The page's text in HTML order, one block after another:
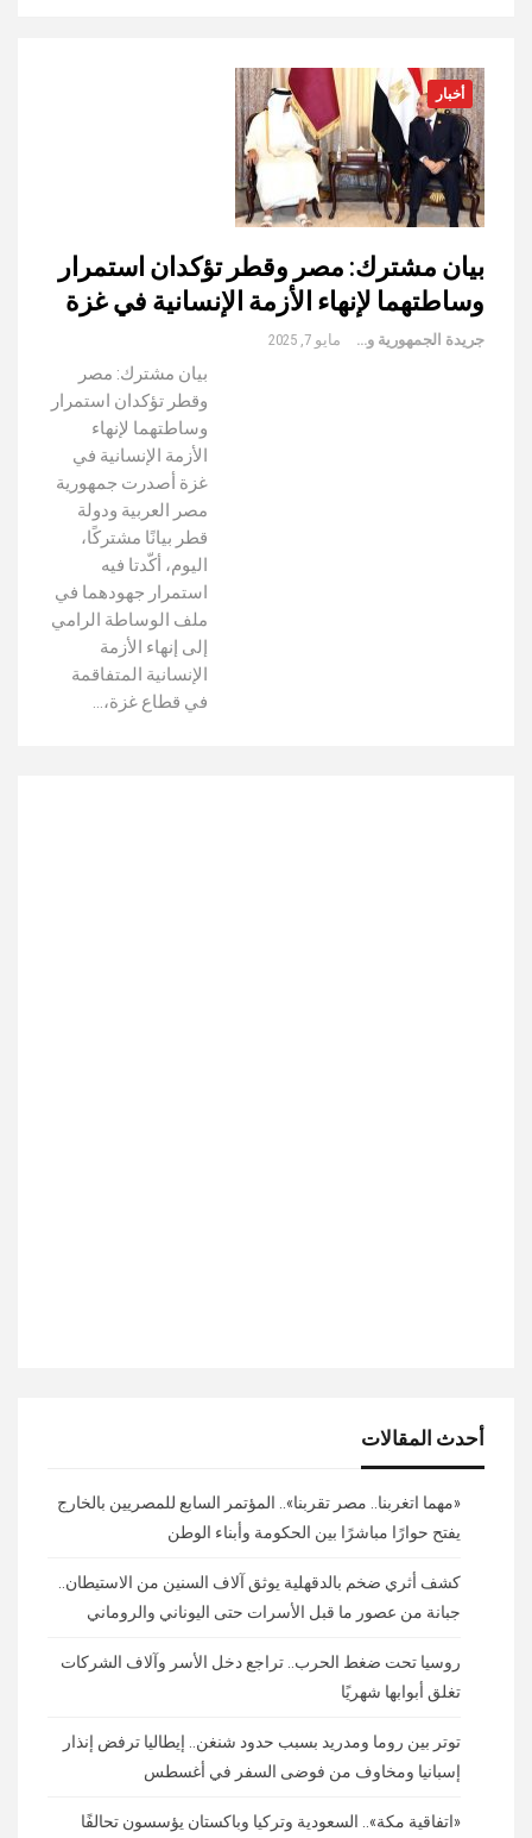
أخبار
بيان مشترك: مصر وقطر تؤكدان استمرار
وساطتهما لإنهاء الأزمة الإنسانية في غزة
جريدة الجمهورية والعالم مايو 7, 2025
بيان مشترك: مصر
وقطر تؤكدان استمرار
وساطتهما لإنهاء
الأزمة الإنسانية في
غزة أصدرت جمهورية
مصر العربية ودولة
قطر بيانًا مشتركًا،
اليوم، أكّدتا فيه
استمرار جهودهما في
ملف الوساطة الرامي
إلى إنهاء الأزمة
الإنسانية المتفاقمة
في قطاع غزة،…
أحدث المقالات
«مهما اتغربنا.. مصر تقربنا».. المؤتمر السابع للمصريين بالخارج
يفتح حوارًا مباشرًا بين الحكومة وأبناء الوطن
كشف أثري ضخم بالدقهلية يوثق آلاف السنين من الاستيطان..
جبانة من عصور ما قبل الأسرات حتى اليوناني والروماني
روسيا تحت ضغط الحرب.. تراجع دخل الأسر وآلاف الشركات
تغلق أبوابها شهريًا
توتر بين روما ومدريد بسبب حدود شنغن.. إيطاليا ترفض إنذار
إسبانيا ومخاوف من فوضى السفر في أغسطس
«اتفاقية مكة».. السعودية وتركيا وباكستان يؤسسون تحالفًا